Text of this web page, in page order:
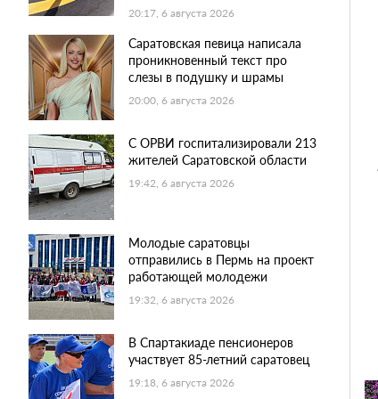
20:17, 6 августа 2026
Саратовская певица написала
проникновенный текст про
слезы в подушку и шрамы
20:00, 6 августа 2026
С ОРВИ госпитализировали 213
жителей Саратовской области
19:42, 6 августа 2026
Молодые саратовцы
отправились в Пермь на проект
работающей молодежи
19:32, 6 августа 2026
В Спартакиаде пенсионеров
участвует 85-летний саратовец
19:18, 6 августа 2026